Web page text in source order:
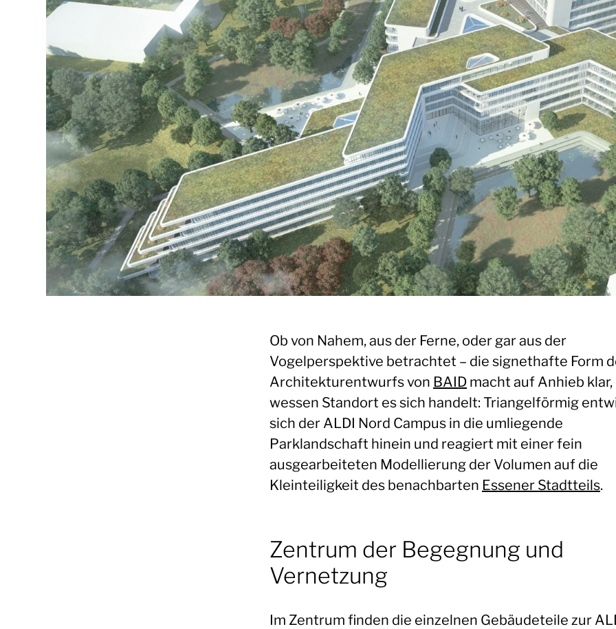
Ob von Nahem, aus der Ferne, oder gar aus der
Vogelperspektive betrachtet – die signethafte Form
Architekturentwurfs von BAID macht auf Anhieb klar,
wessen Standort es sich handelt: Triangelförmig
sich der ALDI Nord Campus in die umliegende
Parklandschaft hinein und reagiert mit einer fein
ausgearbeiteten Modellierung der Volumen auf die
Kleinteiligkeit des benachbarten Essener Stadtteils.
Zentrum der Begegnung und
Vernetzung
Im Zentrum finden die einzelnen Gebäudeteile zur